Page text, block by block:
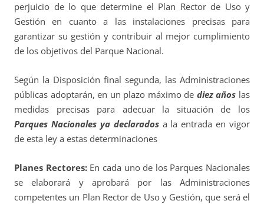
perjuicio de lo que determine el Plan Rector de Uso y
Gestión en cuanto a las instalaciones precisas para
garantizar su gestión y contribuir al mejor cumplimiento
de los objetivos del Parque Nacional.
Según la Disposición final segunda, las Administraciones
públicas adoptarán, en un plazo máximo de diez años las
medidas precisas para adecuar la situación de los
Parques Nacionales ya declaradosa la entrada en vigor
de esta ley a estas determinaciones
Planes Rectores: En cada uno de los Parques Nacionales
se elaborará y aprobará por las Administraciones
competentes un Plan Rector de Uso y Gestión, que será el